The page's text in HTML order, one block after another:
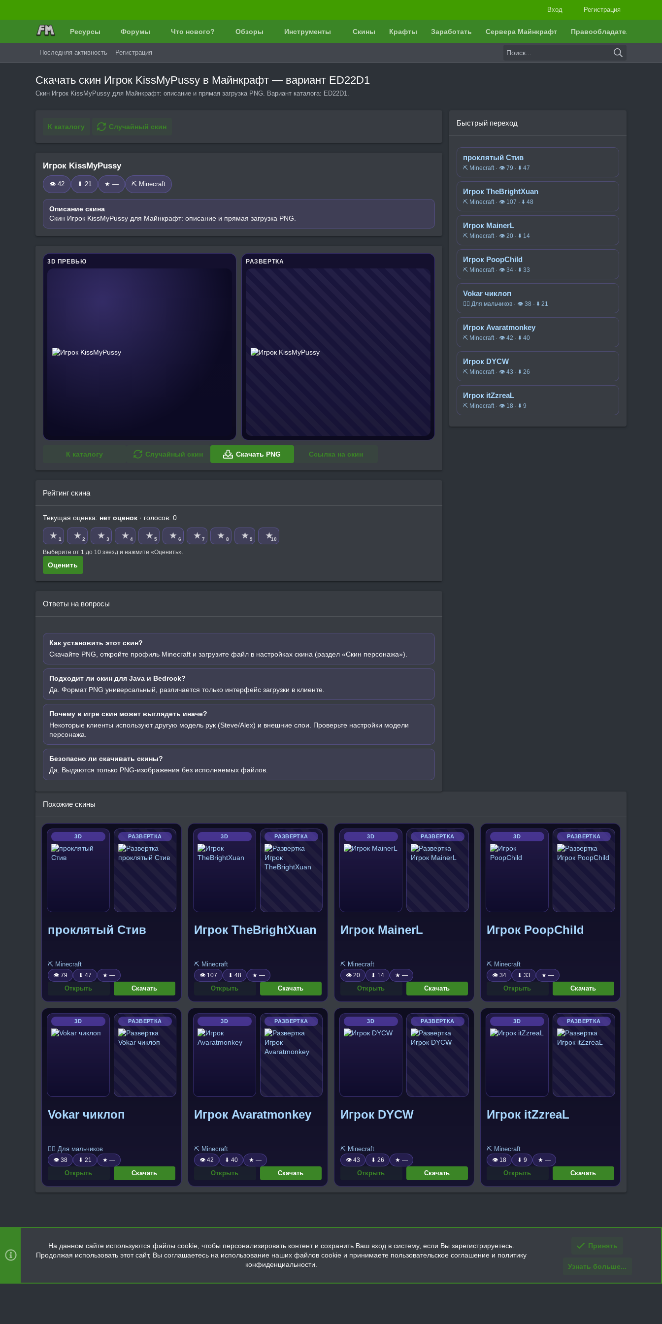
Вход Регистрация
Ресурсы Форумы Что нового? Обзоры Инструменты Скины Крафты Заработать Сервера Майнкрафт Правообладателям
Последняя активность Регистрация
Скачать скин Игрок KissMyPussy в Майнкрафт — вариант ED22D1
Скин Игрок KissMyPussy для Майнкрафт: описание и прямая загрузка PNG. Вариант каталога: ED22D1.
К каталогу Случайный скин
Игрок KissMyPussy
👁 42 ⬇ 21 ★ — ⛏️ Minecraft
Описание скина
Скин Игрок KissMyPussy для Майнкрафт: описание и прямая загрузка PNG.
3D ПРЕВЬЮ РАЗВЕРТКА
К каталогу Случайный скин Скачать PNG Ссылка на скин
Рейтинг скина
Текущая оценка: нет оценок · голосов: 0
★ 1 ★ 2 ★ 3 ★ 4 ★ 5 ★ 6 ★ 7 ★ 8 ★ 9 ★10
Выберите от 1 до 10 звезд и нажмите «Оценить».
Оценить
Ответы на вопросы
Как установить этот скин?
Скачайте PNG, откройте профиль Minecraft и загрузите файл в настройках скина (раздел «Скин персонажа»).
Подходит ли скин для Java и Bedrock?
Да. Формат PNG универсальный, различается только интерфейс загрузки в клиенте.
Почему в игре скин может выглядеть иначе?
Некоторые клиенты используют другую модель рук (Steve/Alex) и внешние слои. Проверьте настройки модели
персонажа.
Безопасно ли скачивать скины?
Да. Выдаются только PNG-изображения без исполняемых файлов.
Быстрый переход
проклятый Стив
⛏️ Minecraft · 👁 79 · ⬇ 47
Игрок TheBrightXuan
⛏️ Minecraft · 👁 107 · ⬇ 48
Игрок MainerL
⛏️ Minecraft · 👁 20 · ⬇ 14
Игрок PoopChild
⛏️ Minecraft · 👁 34 · ⬇ 33
Vokar чиклоп
🧍‍♂️ Для мальчиков · 👁 38 · ⬇ 21
Игрок Avaratmonkey
⛏️ Minecraft · 👁 42 · ⬇ 40
Игрок DYCW
⛏️ Minecraft · 👁 43 · ⬇ 26
Игрок itZzreaL
⛏️ Minecraft · 👁 18 · ⬇ 9
Похожие скины
3D РАЗВЕРТКА
проклятый Стив
⛏️ Minecraft
👁 79 ⬇ 47 ★ —
Открыть Скачать
3D РАЗВЕРТКА
Игрок TheBrightXuan
⛏️ Minecraft
👁 107 ⬇ 48 ★ —
Открыть Скачать
3D РАЗВЕРТКА
Игрок MainerL
⛏️ Minecraft
👁 20 ⬇ 14 ★ —
Открыть Скачать
3D РАЗВЕРТКА
Игрок PoopChild
⛏️ Minecraft
👁 34 ⬇ 33 ★ —
Открыть Скачать
3D РАЗВЕРТКА
Vokar чиклоп
🧍‍♂️ Для мальчиков
👁 38 ⬇ 21 ★ —
Открыть Скачать
3D РАЗВЕРТКА
Игрок Avaratmonkey
⛏️ Minecraft
👁 42 ⬇ 40 ★ —
Открыть Скачать
3D РАЗВЕРТКА
Игрок DYCW
⛏️ Minecraft
👁 43 ⬇ 26 ★ —
Открыть Скачать
3D РАЗВЕРТКА
Игрок itZzreaL
⛏️ Minecraft
👁 18 ⬇ 9 ★ —
Открыть Скачать
Главная
R
S
На данном сайте используются файлы cookie, чтобы персонализировать контент и сохранить Ваш вход в систему, если Вы зарегистрируетесь.
Продолжая использовать этот сайт, Вы соглашаетесь на использование наших файлов cookie и принимаете пользовательское соглашение и политику
конфиденциальности.
Принять
Узнать больше...